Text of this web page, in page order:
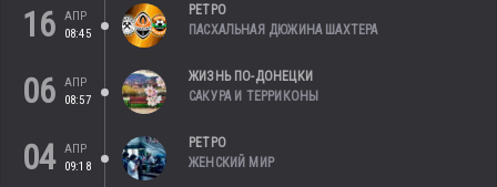
16
АПР
08:45
РЕТРО
ПАСХАЛЬНАЯ ДЮЖИНА ШАХТЕРА
06
АПР
08:57
ЖИЗНЬ ПО-ДОНЕЦКИ
САКУРА И ТЕРРИКОНЫ
04 АПР
09:18
РЕТРО
ЖЕНСКИЙ МИР